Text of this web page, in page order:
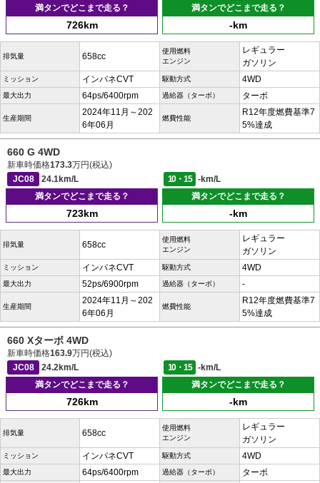
満タンでどこまで走る？
726km
満タンでどこまで走る？
-km
排気量 658cc
使用燃料
エンジン
レギュラー
ガソリン
ミッション インパネCVT 駆動方式 4WD
最大出力 64ps/6400rpm 過給器（ターボ） ターボ
生産期間
2024年11月～202
6年06月
燃費性能
R12年度燃費基準7
5%達成
660 G 4WD
新車時価格173.3万円(税込)
JC08
24.1km/L 10・15
-km/L
満タンでどこまで走る？
723km
満タンでどこまで走る？
-km
排気量 658cc
使用燃料
エンジン
レギュラー
ガソリン
ミッション インパネCVT 駆動方式 4WD
最大出力 52ps/6900rpm 過給器（ターボ） -
生産期間
2024年11月～202
6年06月
燃費性能
R12年度燃費基準7
5%達成
660 Xターボ 4WD
新車時価格163.9万円(税込)
JC08
24.2km/L 10・15
-km/L
満タンでどこまで走る？
726km
満タンでどこまで走る？
-km
排気量 658cc
使用燃料
エンジン
レギュラー
ガソリン
ミッション インパネCVT 駆動方式 4WD
最大出力 64ps/6400rpm 過給器（ターボ） ターボ